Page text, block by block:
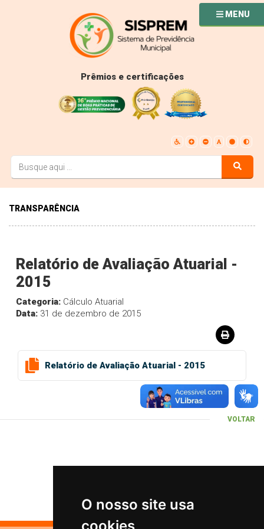
O nosso site usa
Prêmios e certificações
MENU
TRANSPARÊNCIA
Relatório de Avaliação Atuarial -
2015
Categoria: Cálculo Atuarial
Data: 31 de dezembro de 2015
Relatório de Avaliação Atuarial - 2015
VOLTAR